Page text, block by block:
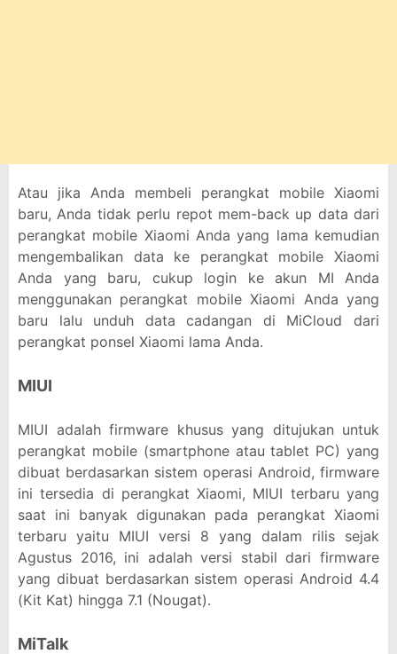
Atau jika Anda membeli perangkat mobile Xiaomi
baru, Anda tidak perlu repot mem-back up data dari
perangkat mobile Xiaomi Anda yang lama kemudian
mengembalikan data ke perangkat mobile Xiaomi
Anda yang baru, cukup login ke akun MI Anda
menggunakan perangkat mobile Xiaomi Anda yang
baru lalu unduh data cadangan di MiCloud dari
perangkat ponsel Xiaomi lama Anda.
MIUI
MIUI adalah firmware khusus yang ditujukan untuk
perangkat mobile (smartphone atau tablet PC) yang
dibuat berdasarkan sistem operasi Android, firmware
ini tersedia di perangkat Xiaomi, MIUI terbaru yang
saat ini banyak digunakan pada perangkat Xiaomi
terbaru yaitu MIUI versi 8 yang dalam rilis sejak
Agustus 2016, ini adalah versi stabil dari firmware
yang dibuat berdasarkan sistem operasi Android 4.4
(Kit Kat) hingga 7.1 (Nougat).
MiTalk